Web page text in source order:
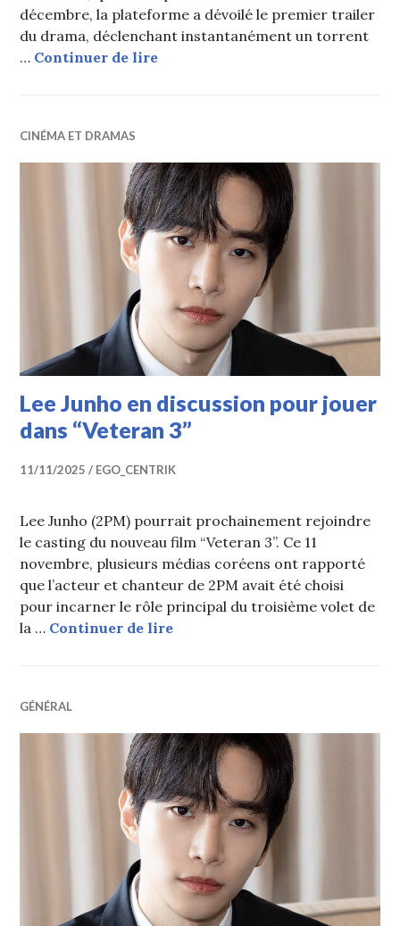
décembre, la plateforme a dévoilé le premier trailer
du drama, déclenchant instantanément un torrent
… Continuer de lireNETFLIX : Trailer du drama «
CINÉMA ET DRAMAS
Lee Junho en discussion pour jouer
dans “Veteran 3”
11/11/2025 EGO_CENTRIK
Lee Junho (2PM) pourrait prochainement rejoindre
le casting du nouveau film “Veteran 3”. Ce 11
novembre, plusieurs médias coréens ont rapporté
que l’acteur et chanteur de 2PM avait été choisi
pour incarner le rôle principal du troisième volet de
la … Continuer de lireLee Junho en discussion pour
GÉNÉRAL